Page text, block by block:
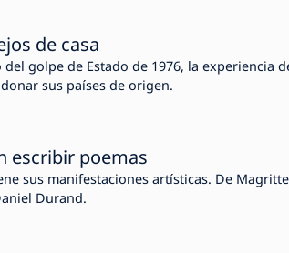
de casa
golpe de Estado de 1976, la experiencia
sus países de origen.
escribir poemas
sus manifestaciones artísticas. De
Durand.